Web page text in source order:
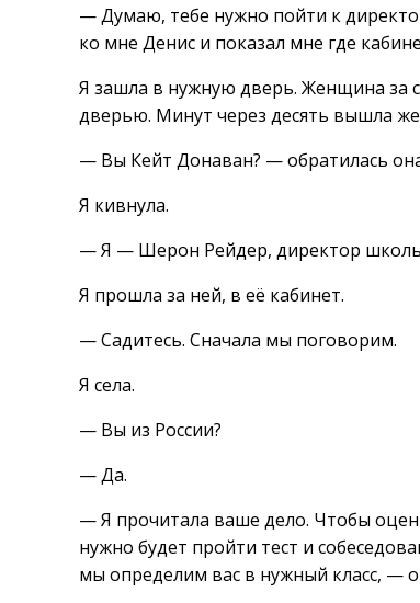
— Думаю, тебе нужно пойти к
ко мне Денис и показал мне где
Я зашла в нужную дверь. Женщина за
дверью. Минут через десять вышла
— Вы Кейт Донаван? — обратилась
Я кивнула.
— Я — Шерон Рейдер, директор
Я прошла за ней, в её кабинет.
— Садитесь. Сначала мы поговорим.
Я села.
— Вы из России?
— Да.
— Я прочитала ваше дело. Чтобы
нужно будет пройти тест и
мы определим вас в нужный класс, —